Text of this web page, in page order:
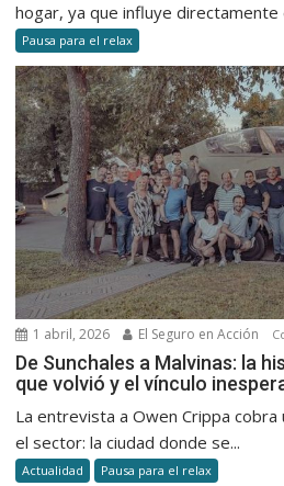
hogar, ya que influye directamente
Pausa para el relax
1 abril, 2026 El Seguro en Acción
De Sunchales a Malvinas: la
que volvió y el vínculo
La entrevista a Owen Crippa
el sector: la ciudad donde se...
Actualidad Pausa para el relax